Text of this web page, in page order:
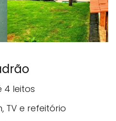
4 leitos
TV e refeitório